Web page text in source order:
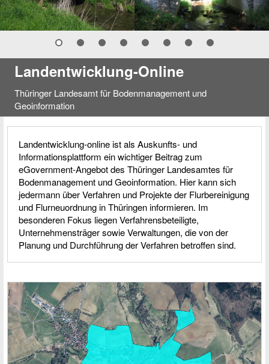
Landentwicklung-Online
Thüringer Landesamt für Bodenmanagement und
Geoinformation
Landentwicklung-online ist als Auskunfts- und
Informations­plattform ein wichtiger Beitrag zum
eGovernment-Angebot des Thüringer Landesamtes für
Bodenmanagement und Geoinformation. Hier kann sich
jedermann über Verfahren und Projekte der Flurbereinigung
und Flur­neuordnung in Thüringen informieren. Im
besonderen Fokus liegen Verfahrens­beteiligte,
Unternehmens­träger sowie Verwaltungen, die von der
Planung und Durch­führung der Verfahren betroffen sind.